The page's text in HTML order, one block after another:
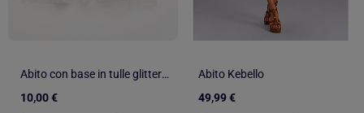
Abito con base in tulle glitterato
10,00 €
Abito Kebello
49,99 €